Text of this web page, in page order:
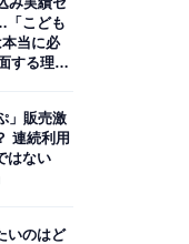
「こども
当に必
する理想
」販売激
連続利用
はない
いのはど